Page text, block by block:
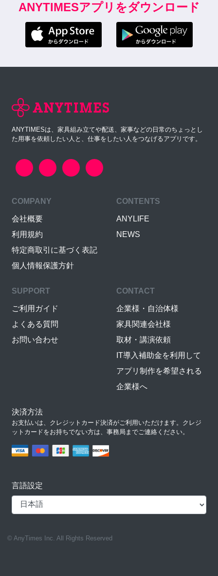
ANYTIMESアプリをダウンロード
ANYTIMESは、家具組み立てや配送、家事などの日常のちょっとし
た用事を依頼したい人と、仕事をしたい人をつなげるアプリです。
COMPANY
会社概要
利用規約
特定商取引に基づく表記
個人情報保護方針
CONTENTS
ANYLIFE
NEWS
SUPPORT
ご利用ガイド
よくある質問
お問い合わせ
CONTACT
企業様・自治体様
家具関連会社様
取材・講演依頼
IT導入補助金を利用して
アプリ制作を希望される
企業様へ
決済方法
お支払いは、クレジットカード決済がご利用いただけます。クレジ
ットカードをお持ちでない方は、事務局までご連絡ください。
言語設定
© AnyTimes Inc. All Rights Reserved